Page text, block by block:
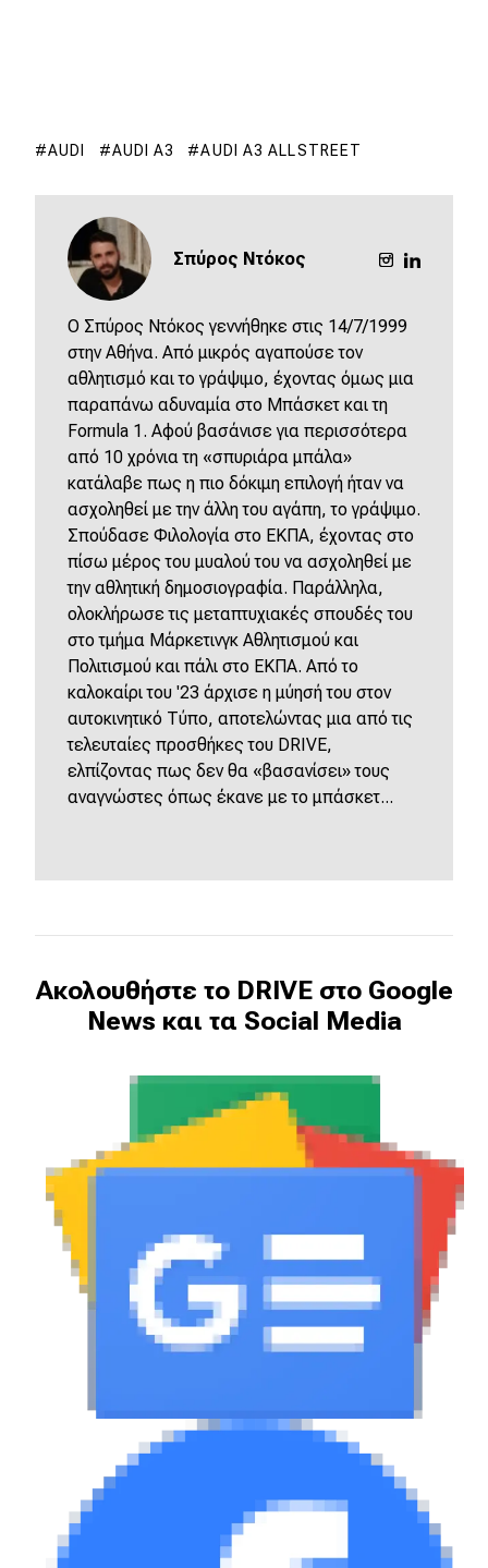
AUDI AUDI A3 AUDI A3 ALLSTREET
Σπύρος Ντόκος
O Σπύρος Ντόκος γεννήθηκε στις 14/7/1999
στην Αθήνα. Από μικρός αγαπούσε τον
αθλητισμό και το γράψιμο, έχοντας όμως μια
παραπάνω αδυναμία στο Μπάσκετ και τη
Formula 1. Αφού βασάνισε για περισσότερα
από 10 χρόνια τη «σπυριάρα μπάλα»
κατάλαβε πως η πιο δόκιμη επιλογή ήταν να
ασχοληθεί με την άλλη του αγάπη, το γράψιμο.
Σπούδασε Φιλολογία στο ΕΚΠΑ, έχοντας στο
πίσω μέρος του μυαλού του να ασχοληθεί με
την αθλητική δημοσιογραφία. Παράλληλα,
ολοκλήρωσε τις μεταπτυχιακές σπουδές του
στο τμήμα Μάρκετινγκ Αθλητισμού και
Πολιτισμού και πάλι στο ΕΚΠΑ. Από το
καλοκαίρι του '23 άρχισε η μύησή του στον
αυτοκινητικό Τύπο, αποτελώντας μια από τις
τελευταίες προσθήκες του DRIVE,
ελπίζοντας πως δεν θα «βασανίσει» τους
αναγνώστες όπως έκανε με το μπάσκετ...
Ακολουθήστε το DRIVE στο Google
News και τα Social Media